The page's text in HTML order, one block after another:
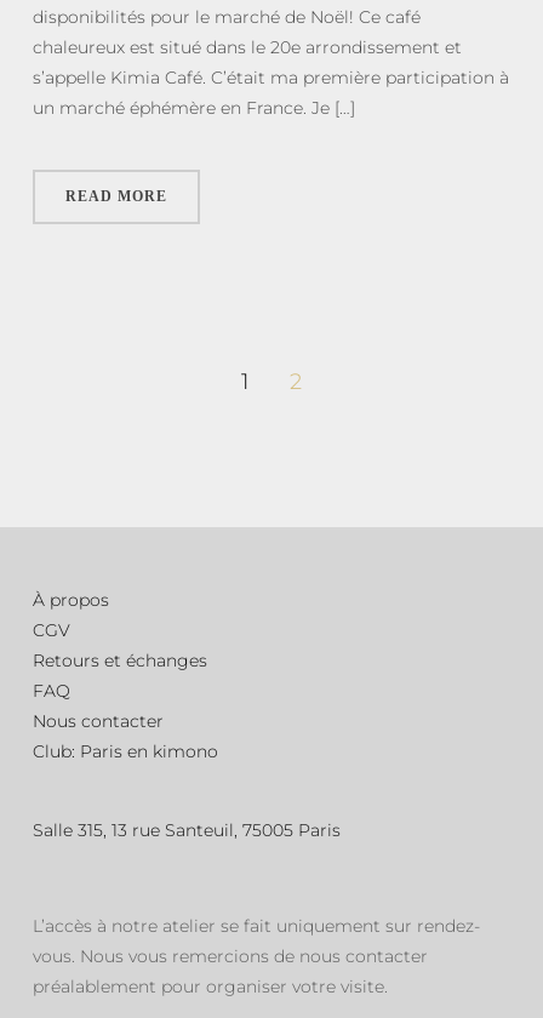
disponibilités pour le marché de Noël! Ce café
chaleureux est situé dans le 20e arrondissement et
s’appelle Kimia Café. C’était ma première participation à
un marché éphémère en France. Je […]
READ MORE
1 2
À propos
CGV
Retours et échanges
FAQ
Nous contacter
Club: Paris en kimono
Salle 315, 13 rue Santeuil, 75005 Paris
L’accès à notre atelier se fait uniquement sur rendez-
vous. Nous vous remercions de nous contacter
préalablement pour organiser votre visite.